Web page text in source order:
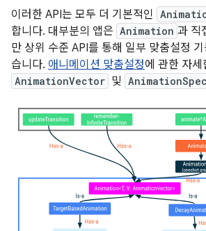
이러한 API는 모두 더 기본적인
합니다. 대부분의 앱은 Animation 과 직
만 상위 수준 API를 통해 일부 맞춤설정
습니다. 애니메이션 맞춤설정에 관한 자세
AnimationVector 및 AnimationSpec